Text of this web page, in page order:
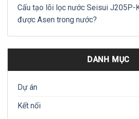
Cấu tạo lõi lọc nước Seisui J205P-
được Asen trong nước?
DANH MỤC
Dự án
Kết nối